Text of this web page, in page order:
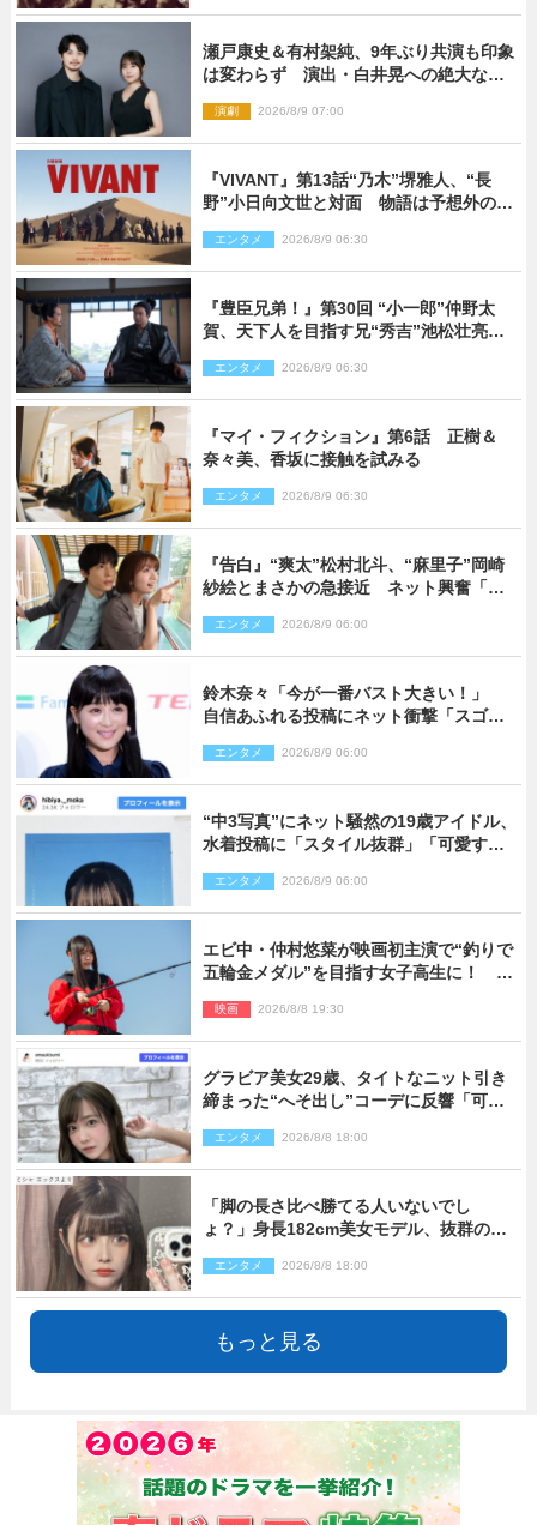
瀬戸康史＆有村架純、9年ぶり共演も印象
は変わらず 演出・白井晃への絶大なる
演劇 2026/8/9 07:00
『VIVANT』第13話“乃木”堺雅人、“長
野”小日向文世と対面 物語は予想外の展
エンタメ 2026/8/9 06:30
『豊臣兄弟！』第30回 “小一郎”仲野太
賀、天下人を目指す兄“秀吉”池松壮亮
エンタメ 2026/8/9 06:30
『マイ・フィクション』第6話 正樹＆
奈々美、香坂に接触を試みる
エンタメ 2026/8/9 06:30
『告白』“爽太”松村北斗、“麻里子”岡崎
紗絵とまさかの急接近 ネット興奮「そ
り）
エンタメ 2026/8/9 06:00
鈴木奈々「今が一番バスト大きい！」
自信あふれる投稿にネット衝撃「スゴ
エンタメ 2026/8/9 06:00
“中3写真”にネット騒然の19歳アイドル、
水着投稿に「スタイル抜群」「可愛すぎ
エンタメ 2026/8/9 06:00
エビ中・仲村悠菜が映画初主演で“釣りで
五輪金メダル”を目指す女子高生に！ 映
映画 2026/8/8 19:30
グラビア美女29歳、タイトなニット引き
締まった“へそ出し”コーデに反響「可愛
エンタメ 2026/8/8 18:00
「脚の長さ比べ勝てる人いないでし
ょ？」身長182cm美女モデル、抜群のプ
エンタメ 2026/8/8 18:00
もっと見る